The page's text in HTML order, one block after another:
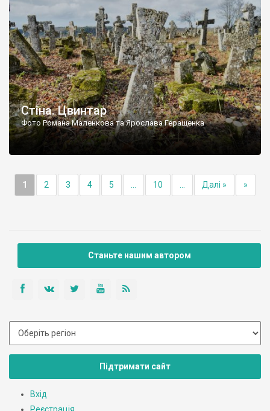
Стіна. Цвинтар
Фото Романа Маленкова та Ярослава Геращенка
1 2 3 4 5 10 Далі » »
Станьте нашим автором
Підтримати сайт
Вхід
Реєстрація